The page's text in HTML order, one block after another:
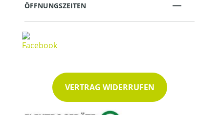
ÖFFNUNGSZEITEN
VERTRAG WIDERRUFEN